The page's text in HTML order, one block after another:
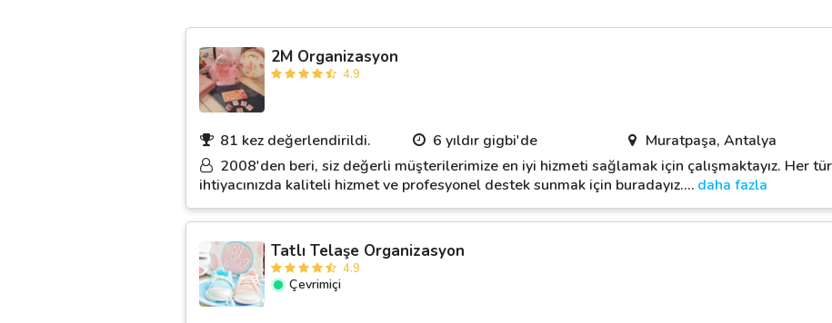
2M Organizasyon
4.9
81 kez değerlendirildi. 6 yıldır gigbi'de
Muratpaşa, Antalya
2008'den beri, siz değerli müşterilerimize en iyi hizmeti sağlamak için çalışmaktayız. Her
ihtiyacınızda kaliteli hizmet ve profesyonel destek sunmak için buradayız.… daha fazla
Tatlı Telaşe Organizasyon
4.9
Çevrimiçi